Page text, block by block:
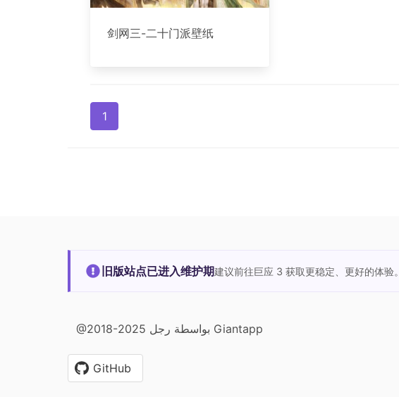
剑网三-二十门派壁纸
1
旧版站点已进入维护期建议前往巨应 3 获取更稳定、更好的体验。
@2018-2025 بواسطة رجل Giantapp
GitHub